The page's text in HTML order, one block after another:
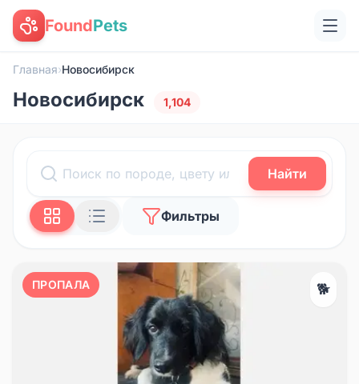
FoundPets
Главная›Новосибирск
Новосибирск 1,104
Найти
Фильтры
ПРОПАЛА 🐕